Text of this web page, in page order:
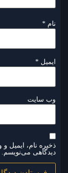
نام *
ایمیل *
وب‌ سایت
ذخیره نام، ایمیل
دیدگاهی می‌نویسم.